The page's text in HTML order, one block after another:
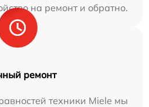
на ремонт и обратно.
ремонт
техники Miele мы